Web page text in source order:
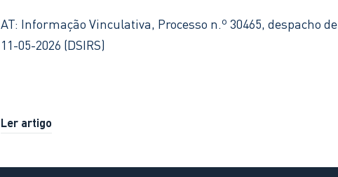
AT: Informação Vinculativa, Processo n.º 30465, despacho de
11-05-2026 (DSIRS)
Ler artigo